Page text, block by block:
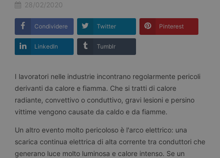
28/02/2020
Condividere Twitter Pinterest
LinkedIn Tumblr
I lavoratori nelle industrie incontrano regolarmente pericoli
derivanti da calore e fiamma. Che si tratti di calore
radiante, convettivo o conduttivo, gravi lesioni e persino
vittime vengono causate da caldo e da fiamme.
Un altro evento molto pericoloso è l'arco elettrico: una
scarica continua elettrica di alta corrente tra conduttori che
generano luce molto luminosa e calore intenso. Se un